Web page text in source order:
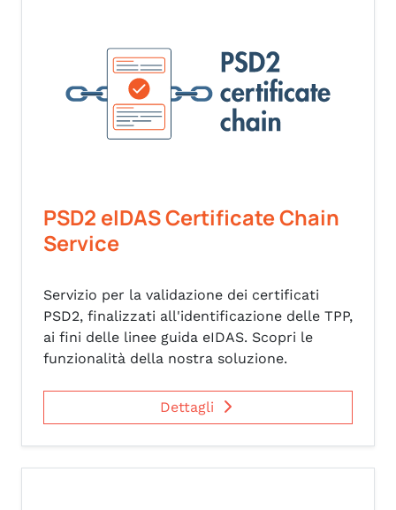
PSD2 eIDAS Certificate Chain
Service
Servizio per la validazione dei certificati
PSD2, finalizzati all'identificazione delle TPP,
ai fini delle linee guida eIDAS. Scopri le
funzionalità della nostra soluzione.
Dettagli